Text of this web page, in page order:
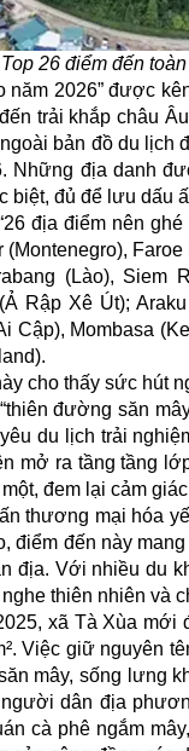
26 điểm đến
năm 2026” được
trải khắp châu
bản đồ du
Những địa danh
đủ để lưu dấu
địa điểm nên
(Lào), Siem
Rập Xê Út);
Cập), Mombasa
cho thấy sức hút
đường săn
du lịch trải
mở ra tầng tầng
đem lại cảm
thương mại hóa
điểm đến này
địa. Với nhiều du
thiên nhiên và
xã Tà Xùa
Việc giữ nguyên
mây, sống lưng
dân địa
cà phê ngắm